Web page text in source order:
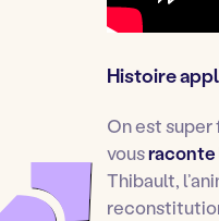
Histoire
On est super
vousraconte
Thibault,